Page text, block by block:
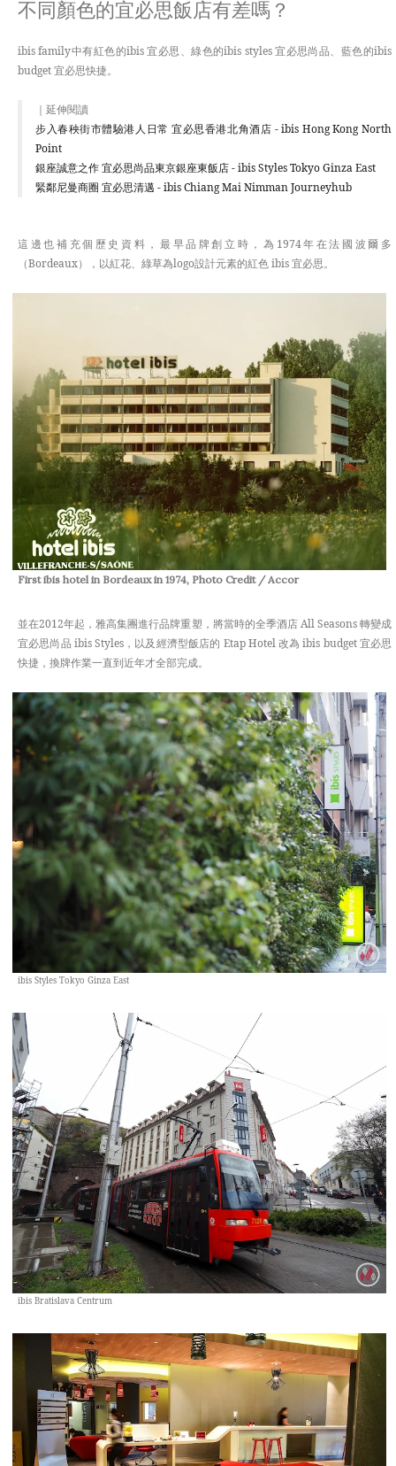
不同顏色的宜必思飯店有差嗎？
ibis family中有紅色的ibis 宜必思、綠色的ibis styles 宜必思尚品、藍色的ibis
budget 宜必思快捷。
｜延伸閱讀
步入春秧街市體驗港人日常 宜必思香港北角酒店 - ibis Hong Kong North
Point
銀座誠意之作 宜必思尚品東京銀座東飯店 - ibis Styles Tokyo Ginza East
緊鄰尼曼商圈 宜必思清邁 - ibis Chiang Mai Nimman Journeyhub
這邊也補充個歷史資料，最早品牌創立時，為1974年在法國波爾多
（Bordeaux），以紅花、綠草為logo設計元素的紅色 ibis 宜必思。
First ibis hotel in Bordeaux in 1974, Photo Credit / Accor
並在2012年起，雅高集團進行品牌重塑，將當時的全季酒店 All Seasons 轉變成
宜必思尚品 ibis Styles，以及經濟型飯店的 Etap Hotel 改為 ibis budget 宜必思
快捷，換牌作業一直到近年才全部完成。
ibis Styles Tokyo Ginza East
ibis Bratislava Centrum